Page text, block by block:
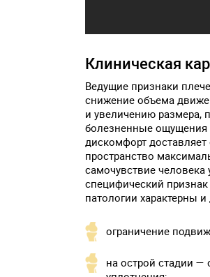
Клиническая
Ведущие признаки
снижение объема
и увеличению размера,
болезненные ощущения
дискомфорт
пространство
самочувствие человека
специфический
патологии характерны
ограничение
на острой стадии —